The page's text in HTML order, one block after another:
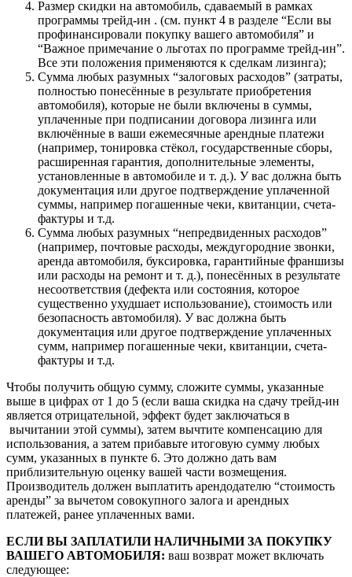
Размер скидки на автомобиль, сдаваемый в рамках
программы трейд-ин . (см. пункт 4 в разделе “Если вы
профинансировали покупку вашего автомобиля” и
“Важное примечание о льготах по программе трейд-ин”.
Все эти положения применяются к сделкам лизинга);
Сумма любых разумных “залоговых расходов” (затраты,
полностью понесённые в результате приобретения
автомобиля), которые не были включены в суммы,
уплаченные при подписании договора лизинга или
включённые в ваши ежемесячные арендные платежи
(например, тонировка стёкол, государственные сборы,
расширенная гарантия, дополнительные элементы,
установленные в автомобиле и т. д.). У вас должна быть
документация или другое подтверждение уплаченной
суммы, например погашенные чеки, квитанции, счета-
фактуры и т.д.
Сумма любых разумных “непредвиденных расходов”
(например, почтовые расходы, междугородние звонки,
аренда автомобиля, буксировка, гарантийные франшизы
или расходы на ремонт и т. д.), понесённых в результате
несоответствия (дефекта или состояния, которое
существенно ухудшает использование), стоимость или
безопасность автомобиля). У вас должна быть
документация или другое подтверждение уплаченных
сумм, например погашенные чеки, квитанции, счета-
фактуры и т.д.
Чтобы получить общую сумму, сложите суммы, указанные
выше в цифрах от 1 до 5 (если ваша скидка на сдачу трейд-ин
является отрицательной, эффект будет заключаться в
вычитании этой суммы), затем вычтите компенсацию для
использования, а затем прибавьте итоговую сумму любых
сумм, указанных в пункте 6. Это должно дать вам
приблизительную оценку вашей части возмещения.
Производитель должен выплатить арендодателю “стоимость
аренды” за вычетом совокупного залога и арендных
платежей, ранее уплаченных вами.
ЕСЛИ ВЫ ЗАПЛАТИЛИ НАЛИЧНЫМИ ЗА ПОКУПКУ
ВАШЕГО АВТОМОБИЛЯ: ваш возврат может включать
следующее: